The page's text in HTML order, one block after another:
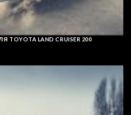
LAND CRUISER 200